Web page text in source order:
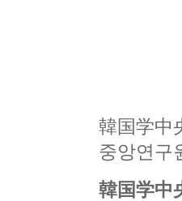
韓国学中
중앙연구
韓国学中